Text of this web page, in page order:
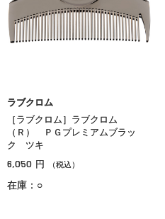
ラブクロム
［ラブクロム］ラブクロム
（Ｒ） ＰＧプレミアムブラッ
ク ツキ
6,050 円 （税込）
在庫：○